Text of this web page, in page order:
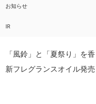
お知らせ
IR
「風鈴」と「夏祭り」を
新フレグランスオイル発売